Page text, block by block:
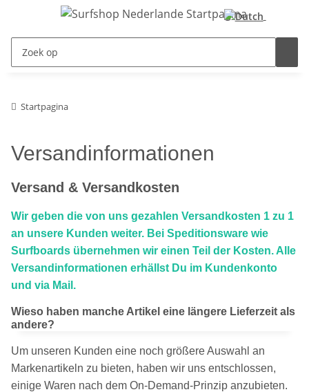
Startpagina
Versandinformationen
Versand & Versandkosten
Wir geben die von uns gezahlen Versandkosten 1 zu 1
an unsere Kunden weiter. Bei Speditionsware wie
Surfboards übernehmen wir einen Teil der Kosten. Alle
Versandinformationen erhällst Du im Kundenkonto
und via Mail.
Wieso haben manche Artikel eine längere Lieferzeit als
andere?
Um unseren Kunden eine noch größere Auswahl an
Markenartikeln zu bieten, haben wir uns entschlossen,
einige Waren nach dem On-Demand-Prinzip anzubieten.